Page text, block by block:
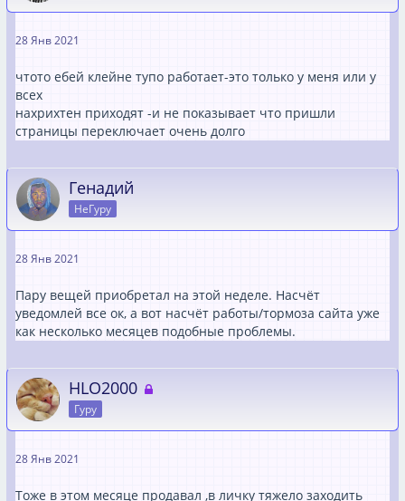
28 Янв 2021
чтото ебей клейне тупо работает-это только у меня или у
всех
нахрихтен приходят -и не показывает что пришли
страницы переключает очень долго
Генадий
НеГуру
28 Янв 2021
Пару вещей приобретал на этой неделе. Насчёт
уведомлей все ок, а вот насчёт работы/тормоза сайта уже
как несколько месяцев подобные проблемы.
HLO2000
Гуру
28 Янв 2021
Тоже в этом месяце продавал ,в личку тяжело заходить